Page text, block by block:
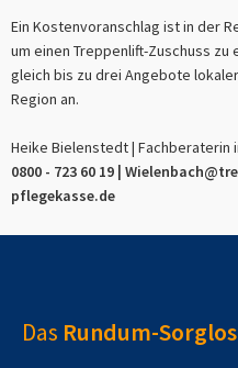
Ein Kostenvoranschlag ist in der
um einen Treppenlift-Zuschuss zu
gleich bis zu drei Angebote
Region an.
Heike Bielenstedt | Fachberaterin
0800 - 723 60 19 | Wielenbach
pflegekasse.de
Das Rundum-